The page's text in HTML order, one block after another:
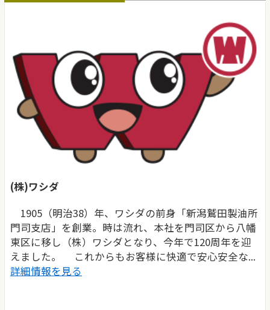
(株)ワシダ
1905（明治38）年、ワシダの前身「新潟鷲田製油所
門司支店」を創業。時は流れ、本社を門司区から八幡
東区に移し（株）ワシダとなり、今年で120周年を迎
えました。 これからもお客様に快適で安心安全な...
詳細情報を見る